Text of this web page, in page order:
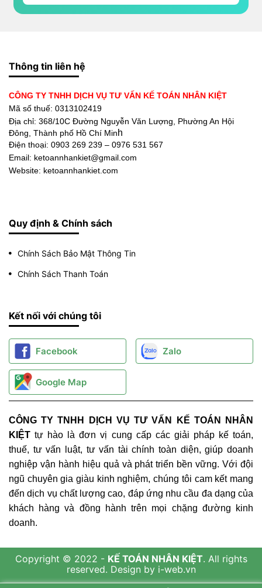
Thông tin liên hệ
CÔNG TY TNHH DỊCH VỤ TƯ VẤN KẾ TOÁN NHÂN KIỆT
Mã số thuế: 0313102419
Địa chỉ: 368/10C Đường Nguyễn Văn Lượng, Phường An Hội
Đông, Thành phố Hồ Chí Minh
Điện thoại: 0903 269 239 – 0976 531 567
Email: ketoannhankiet@gmail.com
Website: ketoannhankiet.com
Quy định & Chính sách
Chính Sách Bảo Mật Thông Tin
Chính Sách Thanh Toán
Kết nối với chúng tôi
Facebook Zalo
Google Map
CÔNG TY TNHH DỊCH VỤ TƯ VẤN KẾ TOÁN NHÂN
KIỆT tự hào là đơn vị cung cấp các giải pháp kế toán,
thuế, tư vấn luật, tư vấn tài chính toàn diện, giúp doanh
nghiệp vận hành hiệu quả và phát triển bền vững. Với đội
ngũ chuyên gia giàu kinh nghiệm, chúng tôi cam kết mang
đến dịch vụ chất lượng cao, đáp ứng nhu cầu đa dạng của
khách hàng và đồng hành trên mọi chặng đường kinh
doanh.
Copyright © 2022 - KẾ TOÁN NHÂN KIỆT. All rights
reserved. Design by i-web.vn